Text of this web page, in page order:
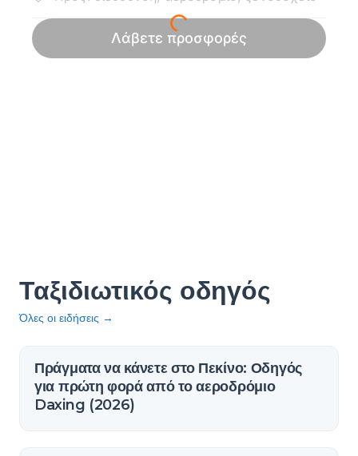
Ταξιδιωτικός οδηγός
Όλες οι ειδήσεις →
Πράγματα να κάνετε στο Πεκίνο: Οδηγός
για πρώτη φορά από το αεροδρόμιο
Daxing (2026)